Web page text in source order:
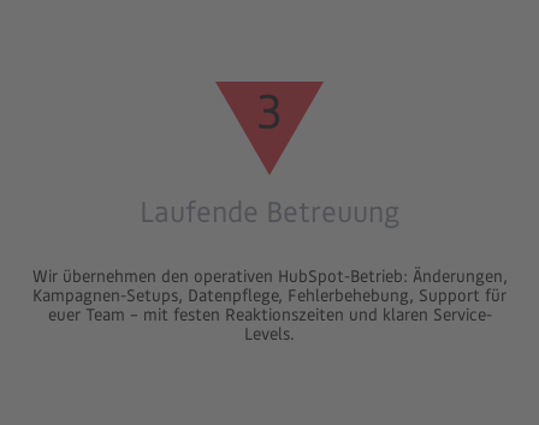
3
Laufende Betreuung
Wir übernehmen den operativen HubSpot-Betrieb: Änderungen,
Kampagnen-Setups, Datenpflege, Fehlerbehebung, Support für
euer Team – mit festen Reaktionszeiten und klaren Service-
Levels.